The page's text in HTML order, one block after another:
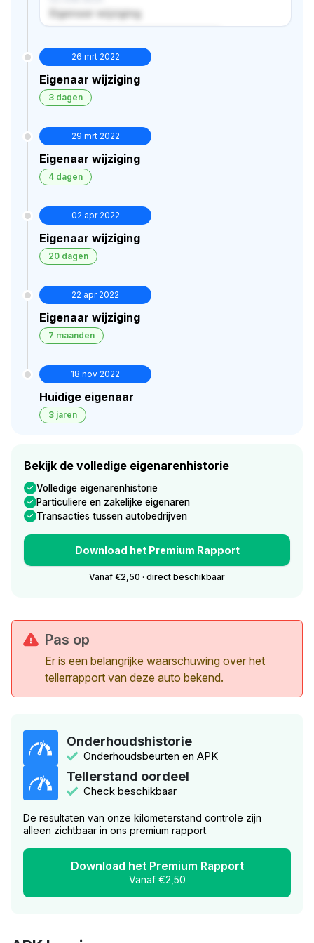
Eigenaar wijziging
26 mrt 2022
Eigenaar wijziging
3 dagen
29 mrt 2022
Eigenaar wijziging
4 dagen
02 apr 2022
Eigenaar wijziging
20 dagen
22 apr 2022
Eigenaar wijziging
7 maanden
18 nov 2022
Huidige eigenaar
3 jaren
Bekijk de volledige eigenarenhistorie
Volledige eigenarenhistorie
Particuliere en zakelijke eigenaren
Transacties tussen autobedrijven
Download het Premium Rapport
Vanaf €2,50 · direct beschikbaar
Pas op
Er is een belangrijke waarschuwing over het
tellerrapport van deze auto bekend.
Onderhoudshistorie
Onderhoudsbeurten en APK
Tellerstand oordeel
Check beschikbaar
De resultaten van onze kilometerstand controle zijn
alleen zichtbaar in ons premium rapport.
Download het Premium Rapport
Vanaf €2,50